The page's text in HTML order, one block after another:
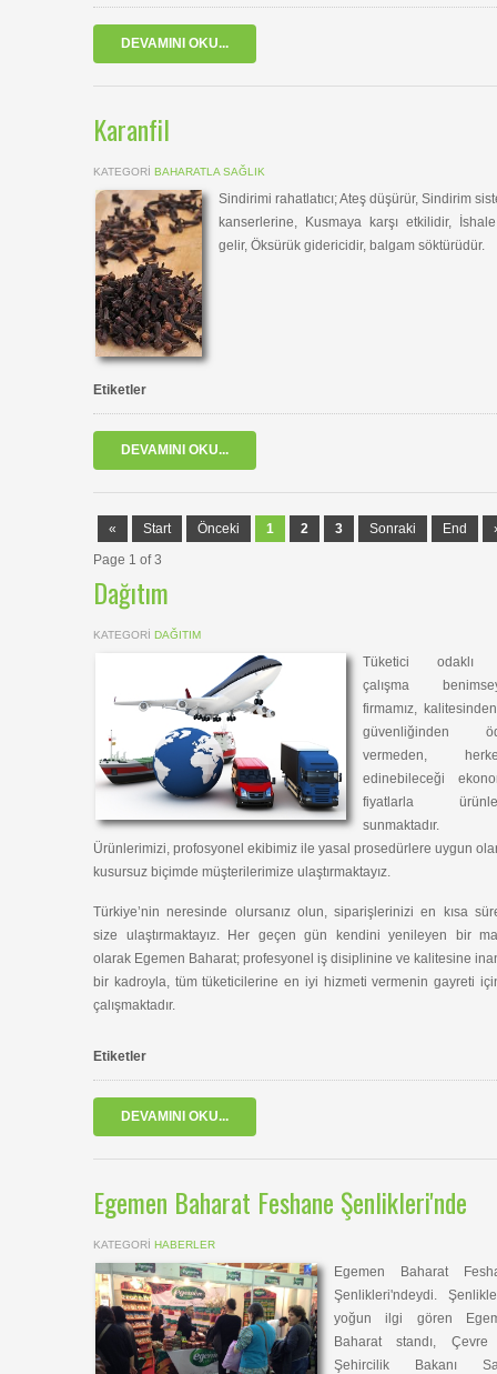
DEVAMINI OKU...
Karanfil
KATEGORI BAHARATLA SAĞLIK
Sindirimi rahatlatıcı; Ateş düşürür, Sindirim
kanserlerine, Kusmaya karşı etkilidir,
gelir, Öksürük gidericidir, balgam söktürüdür.
Etiketler
DEVAMINI OKU...
« Start Önceki 1 2 3 Sonraki End
Page 1 of 3
Dağıtım
KATEGORI DAĞITIM
Tüketici odaklı
çalışma
firmamız,
güvenliğinden
vermeden,
edinebileceği
fiyatlarla
sunmaktadır.
Ürünlerimizi, profosyonel ekibimiz ile yasal prosedürlere uygun
kusursuz biçimde müşterilerimize ulaştırmaktayız.
Türkiye’nin neresinde olursanız olun, siparişlerinizi en kısa
size ulaştırmaktayız. Her geçen gün kendini yenileyen bir
olarak Egemen Baharat; profesyonel iş disiplinine ve kalitesine
bir kadroyla, tüm tüketicilerine en iyi hizmeti vermenin gayreti
çalışmaktadır.
Etiketler
DEVAMINI OKU...
Egemen Baharat Feshane Şenlikleri'nde
KATEGORI HABERLER
Egemen Baharat
Şenlikleri'ndeydi.
yoğun ilgi gören
Baharat standı,
Şehircilik Bakanı